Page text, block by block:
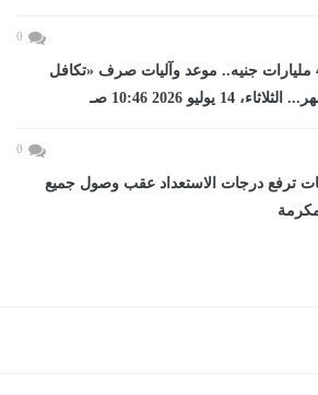
0
بميزانية تفوق 4 مليارات جنيه.. موعد وآليات صرف «تكافل
يوليو 2026 10:46 صـ
0
ترفع درجات الاستعداد عقب وصول جميع